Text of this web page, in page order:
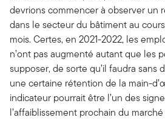
devrions commencer à observer un
dans le secteur du bâtiment au
mois. Certes, en 2021-2022, les
n’ont pas augmenté autant que les
supposer, de sorte qu’il faudra sans
une certaine rétention de la main-
indicateur pourrait être l’un des
l’affaiblissement prochain du